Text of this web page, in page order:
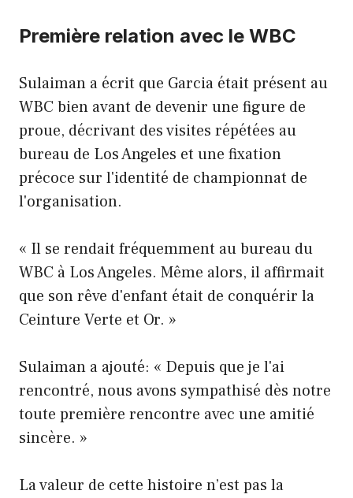
Première relation avec le WBC
Sulaiman a écrit que Garcia était présent au
WBC bien avant de devenir une figure de
proue, décrivant des visites répétées au
bureau de Los Angeles et une fixation
précoce sur l'identité de championnat de
l'organisation.
« Il se rendait fréquemment au bureau du
WBC à Los Angeles. Même alors, il affirmait
que son rêve d'enfant était de conquérir la
Ceinture Verte et Or. »
Sulaiman a ajouté: « Depuis que je l'ai
rencontré, nous avons sympathisé dès notre
toute première rencontre avec une amitié
sincère. »
La valeur de cette histoire n’est pas la